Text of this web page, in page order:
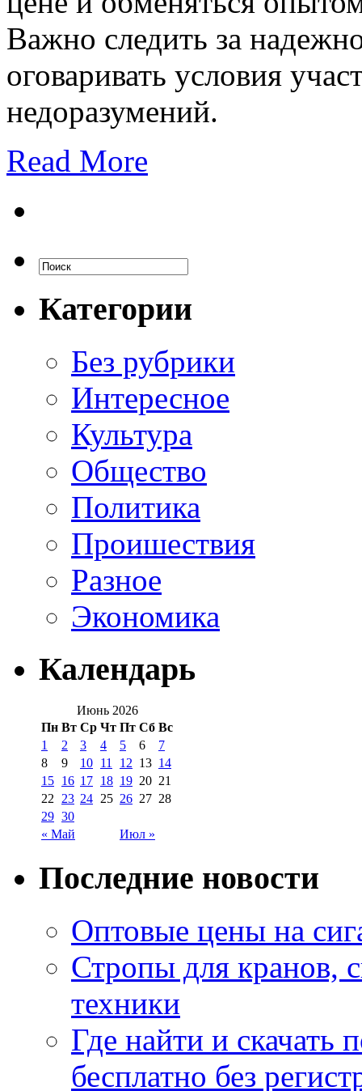
Важно следить за
оговаривать условия
недоразумений.
Read More
Категории
Без рубрики
Интересное
Культура
Общество
Политика
Проишествия
Разное
Экономика
Календарь
Июнь 2026
Пн Вт Ср Чт Пт Сб Вс
« Май Июл »
1 2 3 4 5 6
7
8
9 10 11 12 13 14
15 16 17 18 19 20 21
22
23 24 25 26 27 28
29 30
Последние новости
Оптовые цены на
Стропы для кранов,
техники
Где найти и
бесплатно без